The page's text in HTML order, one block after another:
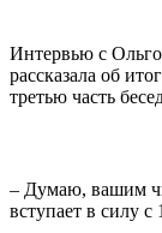
Интервью с
рассказала об
третью часть
– Думаю, вашим
вступает в силу